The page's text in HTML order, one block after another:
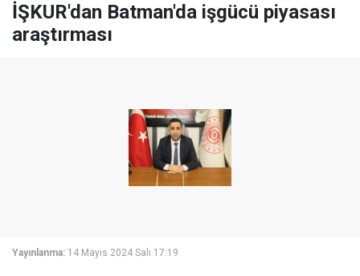
İŞKUR'dan Batman'da işgücü piyasası
araştırması
Yayınlanma: 14 Mayıs 2024 Salı 17:19